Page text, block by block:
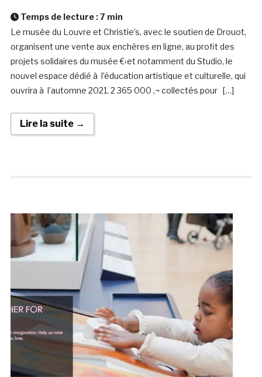
Temps de lecture :7 min
Le musée du Louvre et Christie’s, avec le soutien de Drouot,
organisent une vente aux enchères en ligne, au profit des
projets solidaires du musée €‹et notamment du Studio, le
nouvel espace dédié à l’éducation artistique et culturelle, qui
ouvrira à l’automne 2021. 2 365 000 ‚¬ collectés pour […]
Lire la suite →